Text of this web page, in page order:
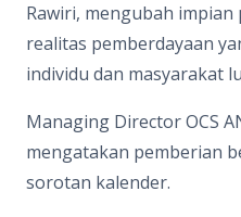
Rawiri, mengubah impian
realitas pemberdayaan
individu dan masyarakat
Managing Director OCS
mengatakan pemberian
sorotan kalender.